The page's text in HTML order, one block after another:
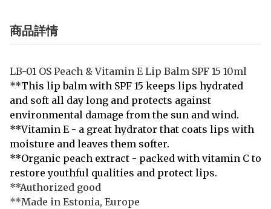
商品詳情
LB-01 OS Peach & Vitamin E Lip Balm SPF 15 10ml
**This lip balm with SPF 15 keeps lips hydrated
and soft all day long and protects against
environmental damage from the sun and wind.
**Vitamin E - a great hydrator that coats lips with
moisture and leaves them softer.
**Organic peach extract - packed with vitamin C to
restore youthful qualities and protect lips.
**Authorized good
**Made in Estonia, Europe